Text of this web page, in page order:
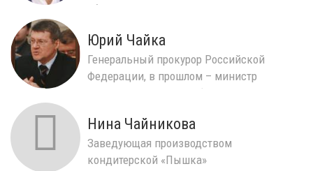
общественных началах, п...
Юрий Чайка
Генеральный прокурор Российской
Федерации, в прошлом – министр
юстиции Российской Федераци...
Нина Чайникова
Заведующая производством
кондитерской «Пышка»